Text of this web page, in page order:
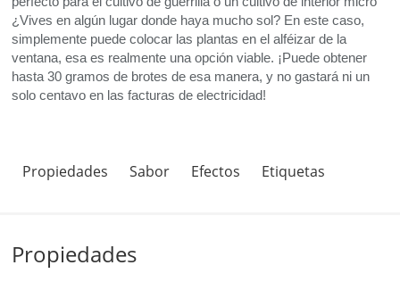
¿Vives en algún lugar donde haya mucho sol? En este caso,
simplemente puede colocar las plantas en el alféizar de la
ventana, esa es realmente una opción viable. ¡Puede obtener
hasta 30 gramos de brotes de esa manera, y no gastará ni un
solo centavo en las facturas de electricidad!
Propiedades Sabor Efectos Etiquetas
Propiedades